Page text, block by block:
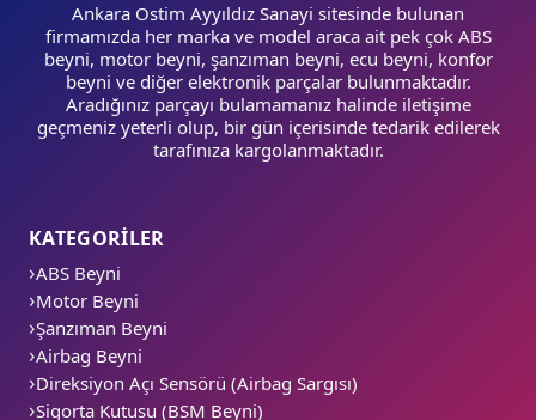
Ankara Ostim Ayyıldız Sanayi sitesinde bulunan
firmamızda her marka ve model araca ait pek çok ABS
beyni, motor beyni, şanzıman beyni, ecu beyni, konfor
beyni ve diğer elektronik parçalar bulunmaktadır.
Aradığınız parçayı bulamamanız halinde iletişime
geçmeniz yeterli olup, bir gün içerisinde tedarik edilerek
tarafınıza kargolanmaktadır.
KATEGORİLER
ABS Beyni
Motor Beyni
Şanzıman Beyni
Airbag Beyni
Direksiyon Açı Sensörü (Airbag Sargısı)
Sigorta Kutusu (BSM Beyni)